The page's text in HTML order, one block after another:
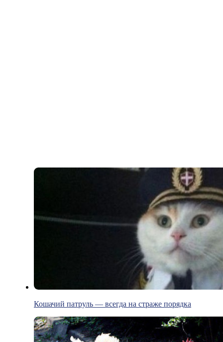
Кошачий патруль — всегда на страже порядка